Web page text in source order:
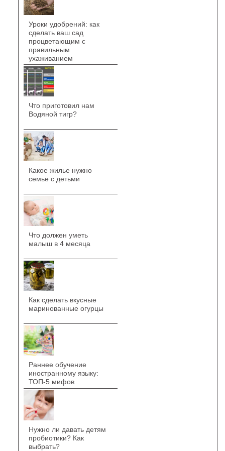
Уроки удобрений: как
сделать ваш сад
процветающим с
правильным
ухаживанием
Что приготовил нам
Водяной тигр?
Какое жилье нужно
семье с детьми
Что должен уметь
малыш в 4 месяца
Как сделать вкусные
маринованные огурцы
Раннее обучение
иностранному языку:
ТОП-5 мифов
Нужно ли давать детям
пробиотики? Как
выбрать?